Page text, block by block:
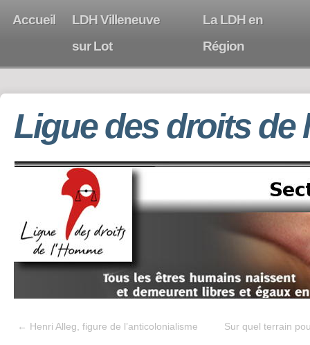
Accueil
LDH Villeneuve
sur Lot
La LDH en
Région
Ligue des droits de
← Henri Alleg, figure de l’anticolonialisme Sur quel terrain